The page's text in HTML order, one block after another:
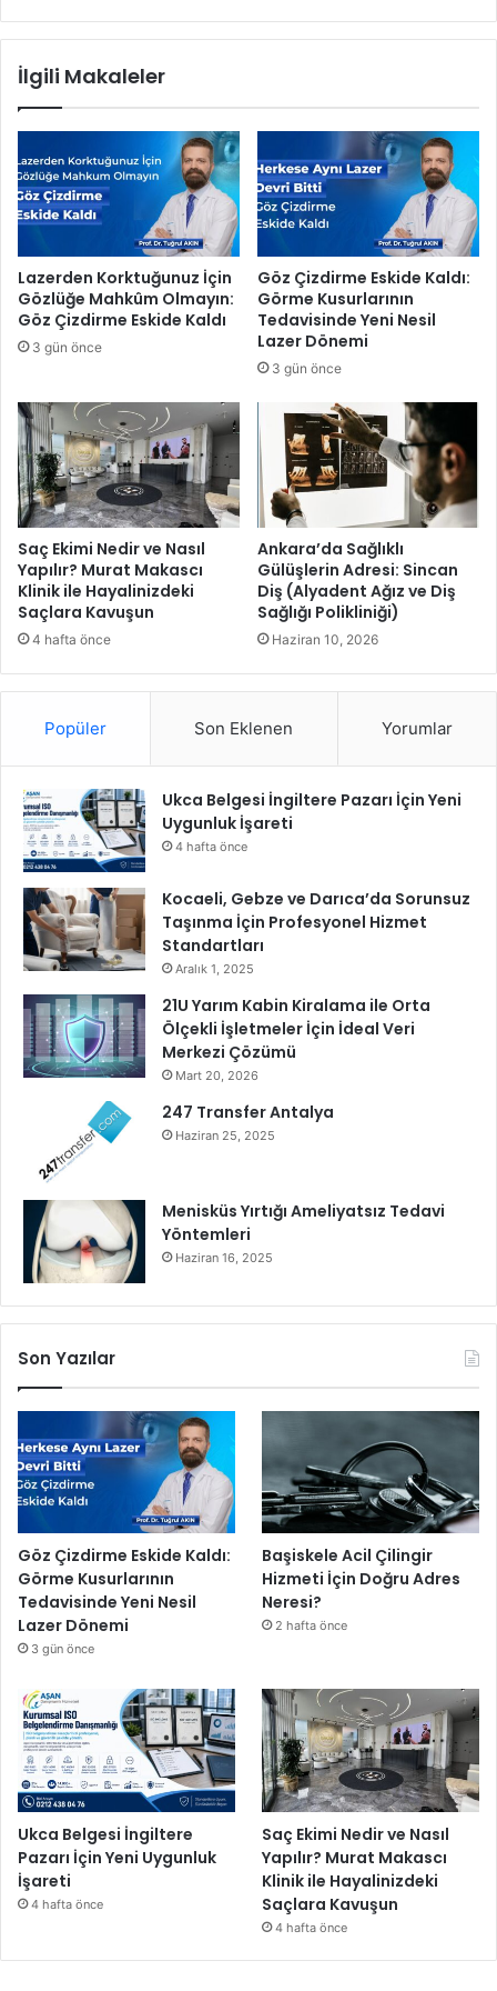
d
ğ
u
n
a
t
ı
ı
S
o
n
a
t
n
a
ş
l
a
r
l
a
B
i
r
A
d
İlgili Makaleler
Lazerden Korktuğunuz İçin
Gözlüğe Mahkûm Olmayın:
Göz Çizdirme Eskide Kaldı
3 gün önce
Göz Çizdirme Eskide Kaldı:
Görme Kusurlarının
Tedavisinde Yeni Nesil
Lazer Dönemi
3 gün önce
Saç Ekimi Nedir ve Nasıl
Yapılır? Murat Makascı
Klinik ile Hayalinizdeki
Saçlara Kavuşun
4 hafta önce
Ankara’da Sağlıklı
Gülüşlerin Adresi: Sincan
Diş (Alyadent Ağız ve Diş
Sağlığı Polikliniği)
Haziran 10, 2026
Popüler Son Eklenen Yorumlar
Ukca Belgesi İngiltere Pazarı İçin Yeni
Uygunluk İşareti
4 hafta önce
Kocaeli, Gebze ve Darıca’da Sorunsuz
Taşınma İçin Profesyonel Hizmet
Standartları
Aralık 1, 2025
21U Yarım Kabin Kiralama ile Orta
Ölçekli İşletmeler İçin İdeal Veri
Merkezi Çözümü
Mart 20, 2026
247 Transfer Antalya
Haziran 25, 2025
Menisküs Yırtığı Ameliyatsız Tedavi
Yöntemleri
Haziran 16, 2025
Son Yazılar
Göz Çizdirme Eskide Kaldı:
Görme Kusurlarının
Tedavisinde Yeni Nesil
Lazer Dönemi
3 gün önce
Başiskele Acil Çilingir
Hizmeti İçin Doğru Adres
Neresi?
2 hafta önce
Ukca Belgesi İngiltere
Pazarı İçin Yeni Uygunluk
İşareti
4 hafta önce
Saç Ekimi Nedir ve Nasıl
Yapılır? Murat Makascı
Klinik ile Hayalinizdeki
Saçlara Kavuşun
4 hafta önce